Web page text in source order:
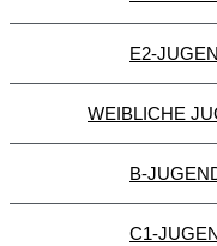
E2-
WEIBLICHE
B-
C1-